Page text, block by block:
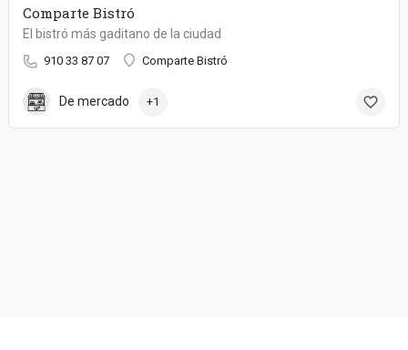
Comparte Bistró
El bistró más gaditano de la ciudad
910 33 87 07 Comparte Bistró
De mercado +1